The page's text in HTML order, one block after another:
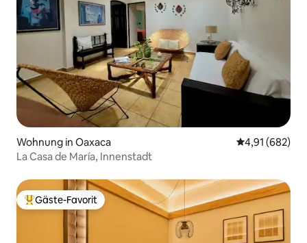
Wohnung in Oaxaca
4,91 (682)
La Casa de María, Innenstadt
Beliebter Gäste-Favorit.
Gäste-Favorit